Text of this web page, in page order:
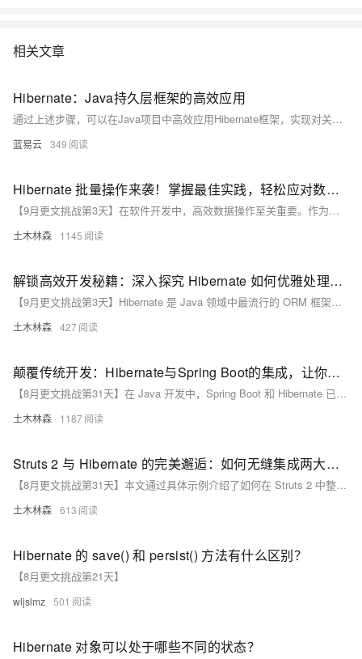
相关文章
Hibernate：Java持久层框架的高效应用
通过上述步骤，可以在Java项目中高效应用Hibernate框架，实现对关系数据库的透明持久化管理。Hibernate提供的强大功能和灵活配置，使得开发者能够专注于业务逻辑的实现，而不必过多关注底层数据库操作。
蓝易云 349
Hibernate 批量操作来袭！掌握最佳实践，轻松应对数据洪流，开启高效开发新时代
【9月更文挑战第3天】在软件开发中，高效数据操作至关重要。作为流行的Java持久化框架，Hibernate提供了强大的数据库操作功能。本文探讨了Hibernate批量操作，包括批量插入、更新和删除的最佳实践，通过使用原生SQL和`Session`的`createNativeQuery()`方法，结合`addBatch()`及`executeBatch()`方法实现高效批量操作。合理设置批量大小、事务管理和性能测试是优化的关键。在实际开发中，应根据业务需求和性能要求选择合适的方法，以提升程序性能和可维护性。
土木林森 1145
解锁高效开发秘籍：深入探究 Hibernate 如何优雅处理一对多与多对多关系，让数据映射再无烦恼！
【9月更文挑战第3天】Hibernate 是 Java 领域中最流行的 ORM 框架之一，广泛用于处理实体对象与数据库表之间的映射。尤其在处理复杂关系如一对多和多对多时，Hibernate 提供了丰富的 API 和配置选项。本文通过具体代码示例，展示如何使用 `@OneToMany`、`@JoinColumn`、`@ManyToMany` 和 `@JoinTable` 等注解优雅地实现这些关系，帮助开发者保持代码简洁的同时确保数据一致性。
土木林森 427
颠覆传统开发：Hibernate与Spring Boot的集成，让你的开发效率飞跃式提升！
【8月更文挑战第31天】在 Java 开发中，Spring Boot 和 Hibernate 已成为许多开发者的首选技术栈。Spring Boot 简化了配置和部署过程，而 Hibernate 则是一个强大的 ORM 框架，用于管理数据库交互。将两者结合使用，可以极大提升开发效率并构建高性能的现代 Java 应用。本文将通过代码示例展示如何在 Spring Boot 项目中集成 Hibernate，并实现基本的数据库操作，包括添加依赖、配置数据源、创建实体类和仓库接口，以及在服务层和控制器中处理 HTTP 请求。这种组合不仅简化了配置，还提供了一套强大的工具来快速开发现代 Java 应用程序。
土木林森 1187
Struts 2 与 Hibernate 的完美邂逅：如何无缝集成两大框架，轻松玩转高效 CRUD 操作？
【8月更文挑战第31天】本文通过具体示例介绍了如何在 Struts 2 中整合 Hibernate，实现基本的 CRUD 操作。首先创建 Maven 项目并添加相关依赖，接着配置 Hibernate 并定义实体类及其映射文件。然后创建 DAO 接口及实现类处理数据库操作，再通过 Struts 2 的 Action 类处理用户请求。最后配置 `struts.xml` 文件并创建 JSP 页面展示用户列表及编辑表单。此示例展示了如何配置和使用这两个框架，使代码更加模块化和可维护。
土木林森 613
Hibernate 的 save() 和 persist() 方法有什么区别？
【8月更文挑战第21天】
wljslmz 501
Hibernate 对象可以处于哪些不同的状态？